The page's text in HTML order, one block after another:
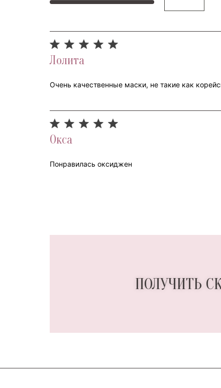
Лолита
Очень качественные маски, не такие как
Окса
Понравилась оксиджен
ПОЛУЧИТЬ